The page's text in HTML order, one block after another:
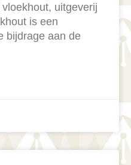
uitgeverij
is een
bijdrage aan de